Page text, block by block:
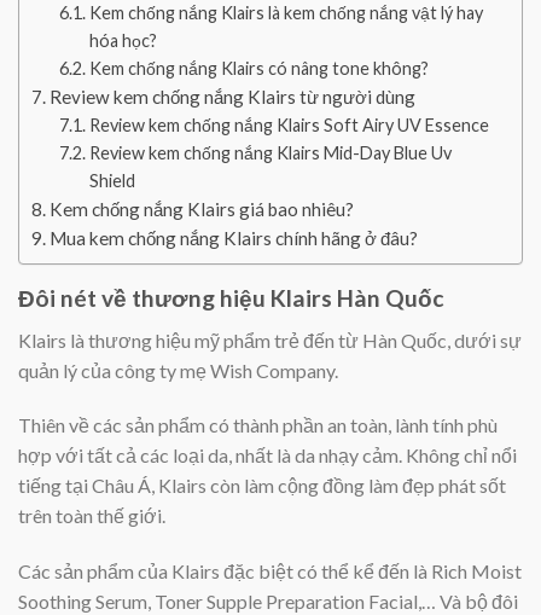
Kem chống nắng Klairs là kem chống nắng vật lý hay
hóa học?
Kem chống nắng Klairs có nâng tone không?
Review kem chống nắng Klairs từ người dùng
Review kem chống nắng Klairs Soft Airy UV Essence
Review kem chống nắng Klairs Mid-Day Blue Uv
Shield
Kem chống nắng Klairs giá bao nhiêu?
Mua kem chống nắng Klairs chính hãng ở đâu?
Đôi nét về thương hiệu Klairs Hàn Quốc
Klairs là thương hiệu mỹ phẩm trẻ đến từ Hàn Quốc, dưới sự
quản lý của công ty mẹ Wish Company.
Thiên về các sản phẩm có thành phần an toàn, lành tính phù
hợp với tất cả các loại da, nhất là da nhạy cảm. Không chỉ nổi
tiếng tại Châu Á, Klairs còn làm cộng đồng làm đẹp phát sốt
trên toàn thế giới.
Các sản phẩm của Klairs đặc biệt có thể kể đến là Rich Moist
Soothing Serum, Toner Supple Preparation Facial,… Và bộ đôi